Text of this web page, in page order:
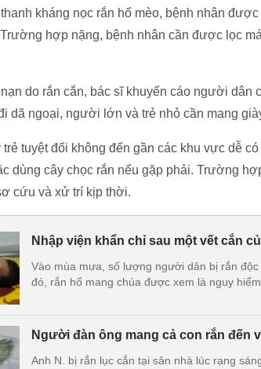
kháng nọc rắn hổ mèo, bệnh nhân
hợp nặng, bệnh nhân cần được lọc
do rắn cắn, bác sĩ khuyến cáo người dân
dã ngoại, người lớn và trẻ nhỏ cần mang
trẻ tuyệt đối không đến gần các khu vực dễ
dùng cây chọc rắn nếu gặp phải. Trường
cứu và xử trí kịp thời.
Nhập viện khẩn chỉ sau một vết cắn
Vào mùa mưa, số lượng người dân bị rắn
đó, rắn hổ mang chúa được xem là nguy hiểm
Người đàn ông mang cả con rắn đến
Anh N. bị rắn lục cắn tại sân nhà lúc rạng